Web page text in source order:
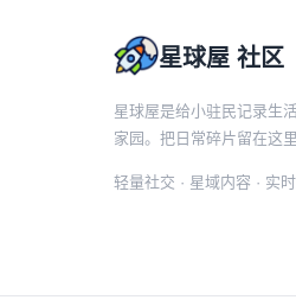
星球屋 社区
星球屋是给小驻民记录生
家园。把日常碎片留在这
轻量社交 · 星域内容 · 实